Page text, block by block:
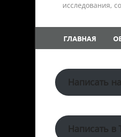
исследования,
ГЛАВНАЯ
Написать
Написать в